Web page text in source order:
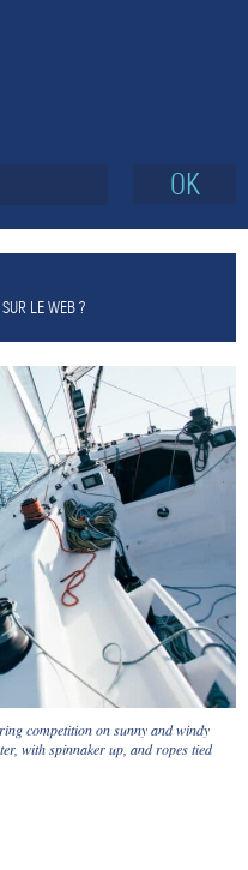
OK
LE WEB ?
competition on sunny and windy
with spinnaker up, and ropes tied